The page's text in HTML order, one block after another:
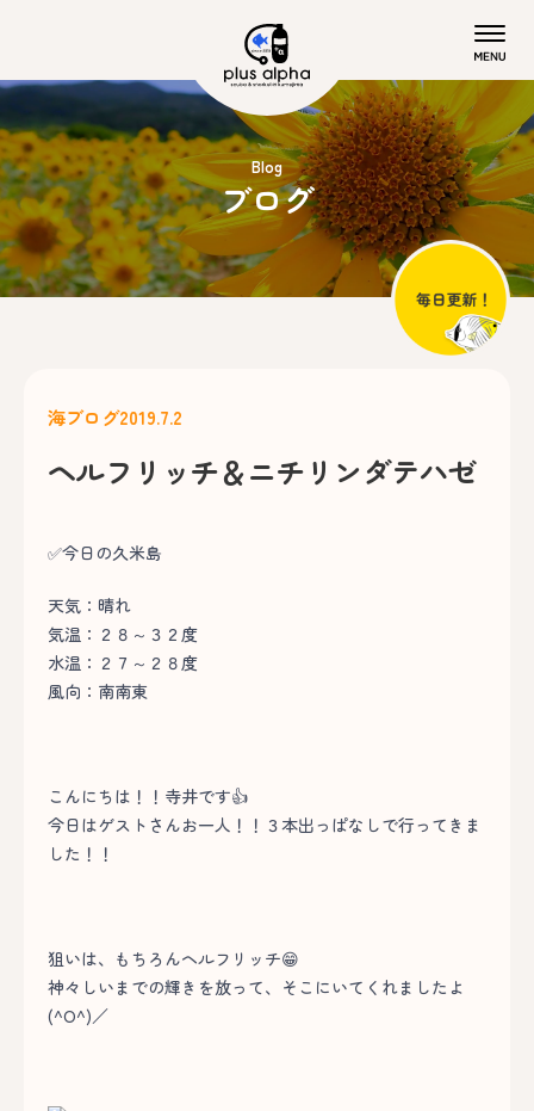
Blog
ブログ
海ブログ2019.7.2
ヘルフリッチ＆ニチリンダテハゼ
✅今日の久米島
天気：晴れ
気温：２８～３２度
水温：２７～２８度
風向：南南東
こんにちは！！寺井です👍
今日はゲストさんお一人！！３本出っぱなしで行ってきま
した！！
狙いは、もちろんヘルフリッチ😁
神々しいまでの輝きを放って、そこにいてくれましたよ
(^O^)／